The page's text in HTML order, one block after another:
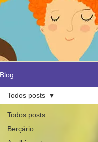
Blog
Todos posts
Berçário
Todos posts